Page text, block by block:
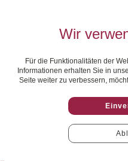
Wir
Für die Funktionalitäten der
Informationen erhalten Sie in
Seite weiter zu verbessern,